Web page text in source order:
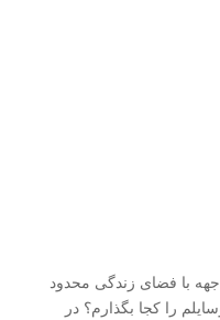
با فضای زندگی محدود
را کجا بگذارم؟ در